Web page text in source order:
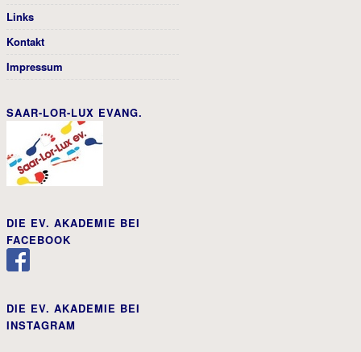
Links
Kontakt
Impressum
SAAR-LOR-LUX EVANG.
DIE EV. AKADEMIE BEI
FACEBOOK
DIE EV. AKADEMIE BEI
INSTAGRAM